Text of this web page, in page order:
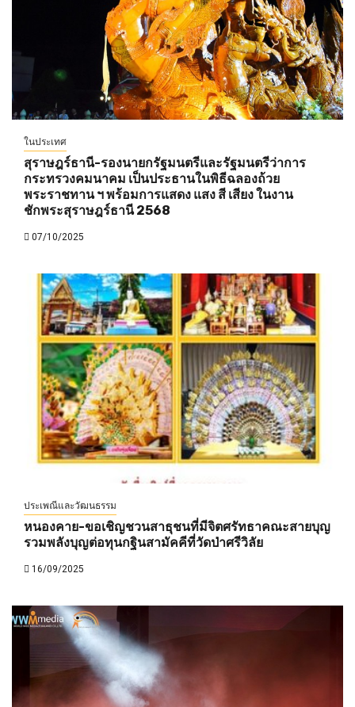
ในประเทศ
สุราษฎร์ธานี-รองนายกรัฐมนตรีและรัฐมนตรีว่าการ
กระทรวงคมนาคม เป็นประธานในพิธีฉลองถ้วย
พระราชทาน ฯ พร้อมการแสดง แสง สี เสียง ในงาน
ชักพระสุราษฎร์ธานี 2568
07/10/2025
ประเพณีและวัฒนธรรม
หนองคาย-ขอเชิญชวนสาธุชนที่มีจิตศรัทธาคณะสายบุญ
รวมพลังบุญต่อทุนกฐินสามัคคีที่วัดป่าศรีวิลัย
16/09/2025